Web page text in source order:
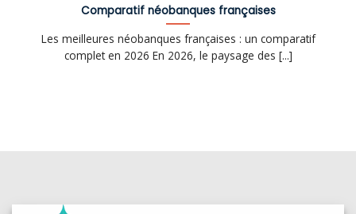
Comparatif néobanques françaises
Les meilleures néobanques françaises : un comparatif
complet en 2026 En 2026, le paysage des [...]